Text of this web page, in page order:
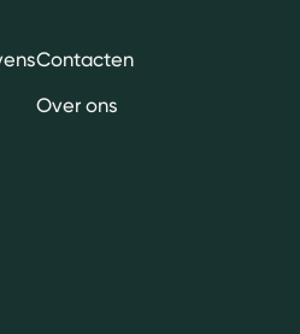
Contacten
Over ons